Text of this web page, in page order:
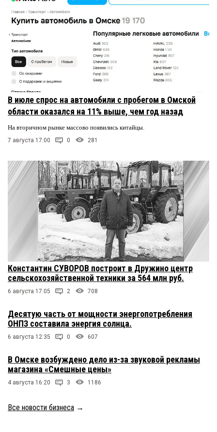
В июле спрос на автомобили с пробегом в Омской
области оказался на 11% выше, чем год назад
На вторичном рынке массово появились китайцы.
7 августа 17:00 0 281
Константин СУВОРОВ построит в Дружино центр
сельскохозяйственной техники за 564 млн руб.
6 августа 17:05 2 708
Десятую часть от мощности энергопотребления
ОНПЗ составила энергия солнца.
6 августа 12:35 0 607
В Омске возбуждено дело из-за звуковой рекламы
магазина «Смешные цены»
4 августа 16:20 3 1186
Все новости бизнеса →